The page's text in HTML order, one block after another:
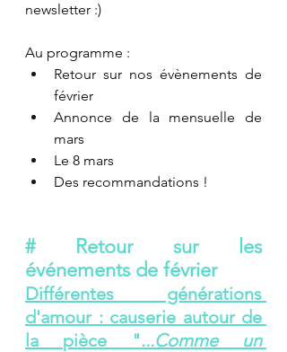
newsletter :)
Au programme :
Retour sur nos évènements de
février
Annonce de la mensuelle de
mars
Le 8 mars
Des recommandations !
# Retour sur les
événements de février
Différentes générations
d'amour : causerie autour de
la pièce "...Comme un